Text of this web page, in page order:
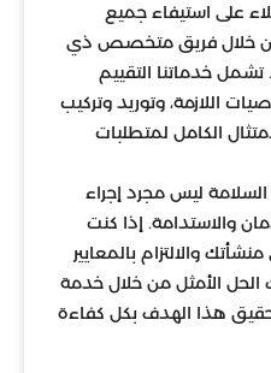
على استيفاء جميع
من خلال فريق متخصص ذي
خدماتنا التقييم
اللازمة، وتوريد وتركيب
الكامل لمتطلبات
ليس مجرد إجراء
والاستدامة. إذا كنت
والالتزام بالمعايير
الحل الأمثل من خلال خدمة
هذا الهدف بكل كفاءة